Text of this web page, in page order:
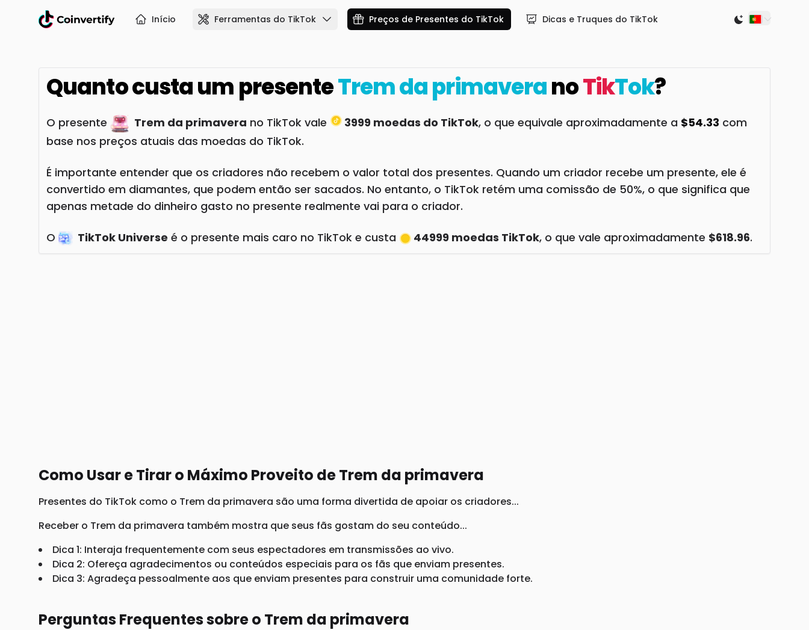
Início Ferramentas do TikTok Preços de Presentes do TikTok Dicas e Truques do TikTok Switch to
Quanto custa um presenteTrem da primaveranoTikTok?
O presente Trem da primavera no TikTok vale 3999 moedas do TikTok, o que equivale aproximadamente a $54.33 com
base nos preços atuais das moedas do TikTok.
É importante entender que os criadores não recebem o valor total dos presentes. Quando um criador recebe um presente, ele é
convertido em diamantes, que podem então ser sacados. No entanto, o TikTok retém uma comissão de 50%, o que significa que
apenas metade do dinheiro gasto no presente realmente vai para o criador.
O TikTok Universe é o presente mais caro no TikTok e custa 44999 moedas TikTok, o que vale aproximadamente $618.96.
Como Usar e Tirar o Máximo Proveito de Trem da primavera
Presentes do TikTok como o Trem da primavera são uma forma divertida de apoiar os criadores...
Receber o Trem da primavera também mostra que seus fãs gostam do seu conteúdo...
Dica 1: Interaja frequentemente com seus espectadores em transmissões ao vivo.
Dica 2: Ofereça agradecimentos ou conteúdos especiais para os fãs que enviam presentes.
Dica 3: Agradeça pessoalmente aos que enviam presentes para construir uma comunidade forte.
Perguntas Frequentes sobre o Trem da primavera